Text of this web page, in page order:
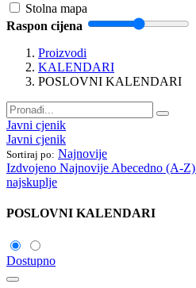
Stolna mapa
Raspon cijena
Proizvodi
KALENDARI
POSLOVNI KALENDARI
Javni cjenik
Javni cjenik
Sortiraj po: Najnovije
Izdvojeno Najnovije Abecedno (A-Z)
najskuplje
POSLOVNI KALENDARI
Dostupno